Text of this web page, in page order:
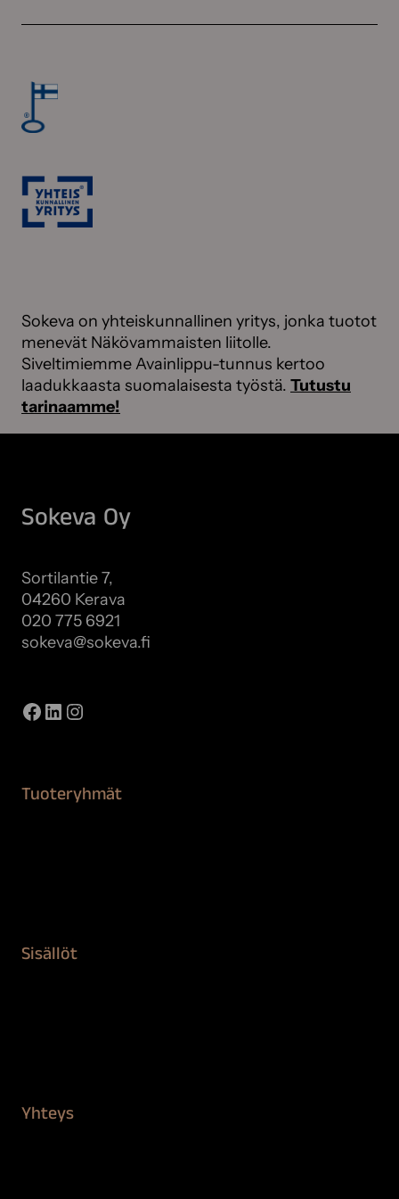
Sokeva on yhteiskunnallinen yritys, jonka tuotot
menevät Näkövammaisten liitolle.
Siveltimiemme Avainlippu-tunnus kertoo
laadukkaasta suomalaisesta työstä. Tutustu
tarinaamme!
Sokeva Oy
Sortilantie 7,
04260 Kerava
020 775 6921
sokeva@sokeva.fi
Facebook
LinkedIn
Instagram
Tuoteryhmät
Sisällöt
Yhteys